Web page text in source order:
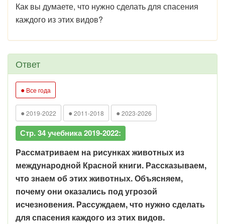
Как вы думаете, что нужно сделать для спасения
каждого из этих видов?
Ответ
● Все года
● 2019-2022 ● 2011-2018 ● 2023-2026
Стр. 34 учебника 2019-2022:
Рассматриваем на рисунках животных из
международной Красной книги. Рассказываем,
что знаем об этих животных. Объясняем,
почему они оказались под угрозой
исчезновения. Рассуждаем, что нужно сделать
для спасения каждого из этих видов.